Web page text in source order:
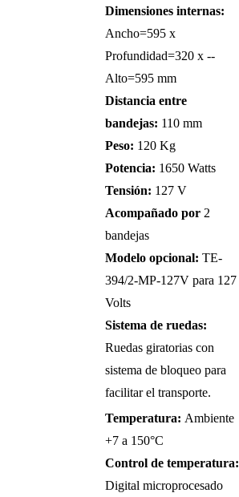
Dimensiones internas:
Ancho=595 x
Profundidad=320 x --
Alto=595 mm
Distancia entre
bandejas: 110 mm
Peso: 120 Kg
Potencia: 1650 Watts
Tensión: 127 V
Acompañado por 2
bandejas
Modelo opcional: TE-
394/2-MP-127V para 127
Volts
Sistema de ruedas:
Ruedas giratorias con
sistema de bloqueo para
facilitar el transporte.
Temperatura: Ambiente
+7 a 150°C
Control de temperatura:
Digital microprocesado